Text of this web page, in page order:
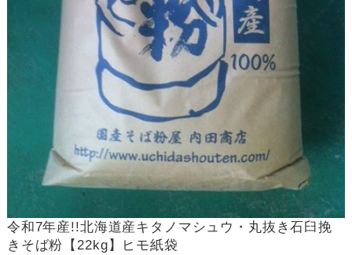
令和7年産!!北海道産キタノマシュウ・丸抜き石臼挽
きそば粉【22kg】ヒモ紙袋